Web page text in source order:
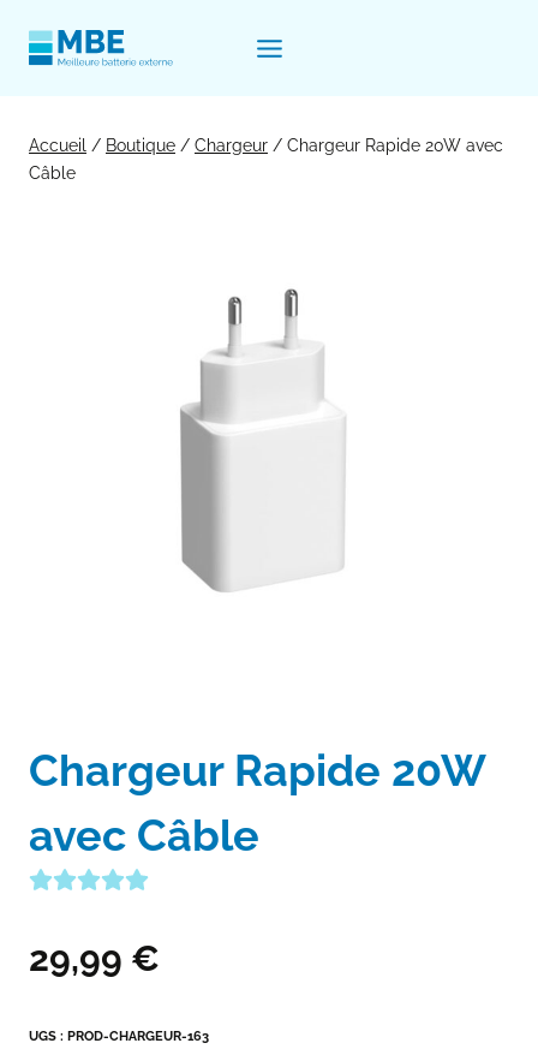
Accueil / Boutique / Chargeur / Chargeur Rapide 20W avec
Câble
Chargeur Rapide 20W
avec Câble
29,99 €
UGS : PROD-CHARGEUR-163